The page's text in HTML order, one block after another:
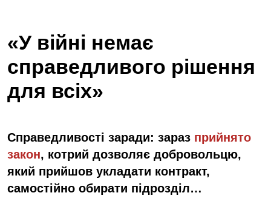
«У війні немає
справедливого рішення
для всіх»
Справедливості заради: зараз прийнято
закон, котрий дозволяє добровольцю,
який прийшов укладати контракт,
самостійно обирати підрозділ…